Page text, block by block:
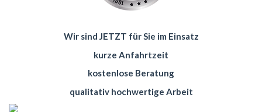
Wir sind JETZT für Sie im Einsatz
kurze Anfahrtzeit
kostenlose Beratung
qualitativ hochwertige Arbeit